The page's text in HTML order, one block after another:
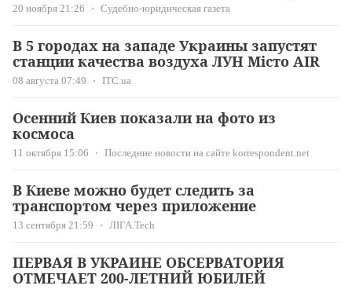
20 ноября 21:26 Судебно-юридическая газета
В 5 городах на западе Украины запустят
станции качества воздуха ЛУН Місто AIR
08 августа 07:49 ITC.ua
Осенний Киев показали на фото из
космоса
11 октября 15:06 Последние новости на сайте korrespondent.net
В Киеве можно будет следить за
транспортом через приложение
13 сентября 21:59 ЛІГА.Tech
ПЕРВАЯ В УКРАИНЕ ОБСЕРВАТОРИЯ
ОТМЕЧАЕТ 200-ЛЕТНИЙ ЮБИЛЕЙ